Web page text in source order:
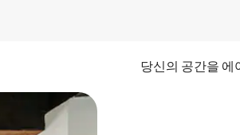
당신의 공간을